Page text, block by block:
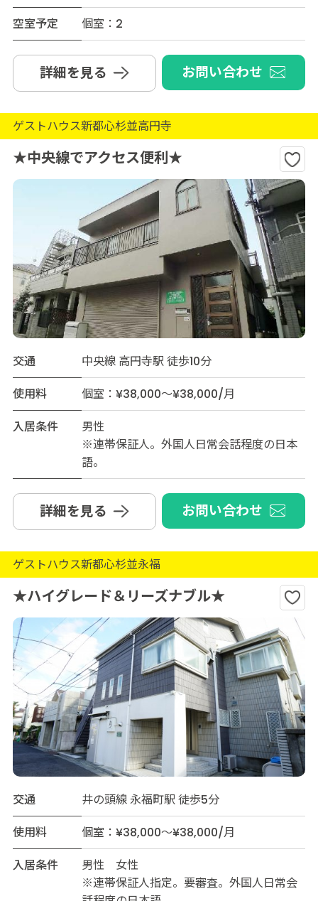
空室予定
個室：2
詳細を見る お問い合わせ
ゲストハウス新都心杉並高円寺
★中央線でアクセス便利★
交通
中央線 高円寺駅 徒歩10分
使用料
個室：¥38,000～¥38,000/月
入居条件
男性
※連帯保証人。外国人日常会話程度の日本
語。
詳細を見る お問い合わせ
ゲストハウス新都心杉並永福
★ハイグレード＆リーズナブル★
交通
井の頭線 永福町駅 徒歩5分
使用料
個室：¥38,000～¥38,000/月
入居条件
男性 女性
※連帯保証人指定。要審査。外国人日常会